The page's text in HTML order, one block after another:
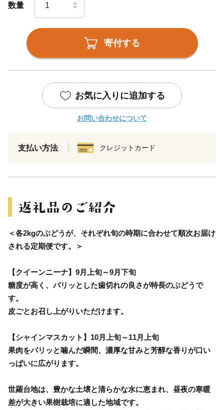
数量
寄付する
お気に入りに追加する
お問い合わせについて
支払い方法 クレジットカード
＜各2kgのぶどうが、それぞれ旬の時期に合わせて順次お届け
される定期便です。＞
【クイーンニーナ】9月上旬～9月下旬
糖度が高く、パリッとした歯切れの良さが特長のぶどうで
す。
皮ごとお召し上がりいただけます。
【シャインマスカット】10月上旬～11月上旬
果肉をパリッと噛んだ瞬間、濃厚な甘みと芳醇な香りが口い
っぱいに広がります。
世羅台地は、豊かな土壌と清らかな水に恵まれ、昼夜の寒暖
差が大きい果樹栽培に適した地域です。